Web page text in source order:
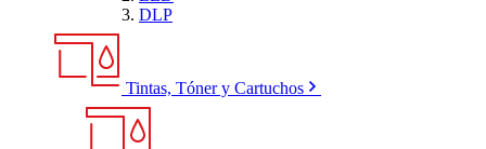
DLP
Tintas, Tóner y Cartuchos